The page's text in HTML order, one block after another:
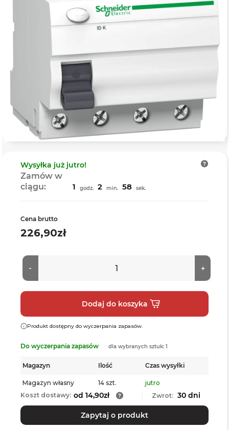
Wysyłka już jutro!
Zamów w
ciągu:
1 godz. 2 min. 58 sek.
Cena brutto
226,90zł
Produkt dostępny do wyczerpania zapasów.
Do wyczerpania zapasów dla wybranych sztuk: 1
Magazyn Ilość Czas wysyłki
Magazyn własny 14 szt.
jutro
Koszt dostawy: od 14,90zł Zwrot: 30 dni
Zapytaj o produkt